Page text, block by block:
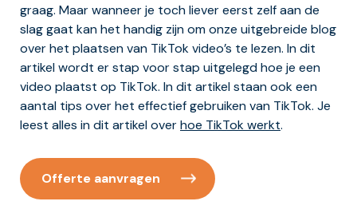
graag. Maar wanneer je toch liever eerst zelf aan de
slag gaat kan het handig zijn om onze uitgebreide blog
over het plaatsen van TikTok video’s te lezen. In dit
artikel wordt er stap voor stap uitgelegd hoe je een
video plaatst op TikTok. In dit artikel staan ook een
aantal tips over het effectief gebruiken van TikTok. Je
leest alles in dit artikel overhoe TikTok werkt.
Offerte aanvragen